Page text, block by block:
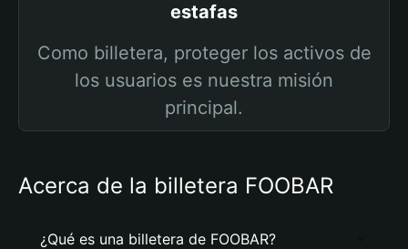
estafas
Como billetera, proteger los activos de
los usuarios es nuestra misión
principal.
Acerca de la billetera FOOBAR
¿Qué es una billetera de FOOBAR?